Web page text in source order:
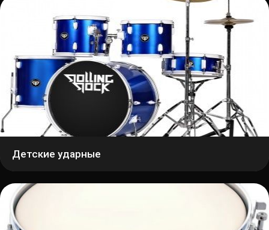
Детские ударные